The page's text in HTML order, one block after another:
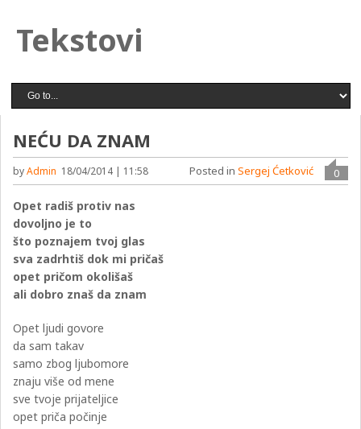
Tekstovi
NEĆU DA ZNAM
byAdmin 18/04/2014 | 11:58 0
Posted in Sergej Ćetković
Opet radiš protiv nas
dovoljno je to
što poznajem tvoj glas
sva zadrhtiš dok mi pričaš
opet pričom okolišaš
ali dobro znaš da znam
Opet ljudi govore
da sam takav
samo zbog ljubomore
znaju više od mene
sve tvoje prijateljice
opet priča počinje